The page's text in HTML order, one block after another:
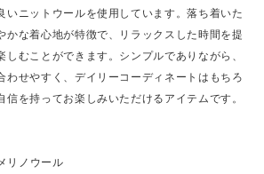
いニットウールを使用しています。落ち着いた
かな着心地が特徴で、リラックスした時間を提
しむことができます。シンプルでありながら、
わせやすく、デイリーコーディネートはもちろ
信を持ってお楽しみいただけるアイテムです。
リノウール